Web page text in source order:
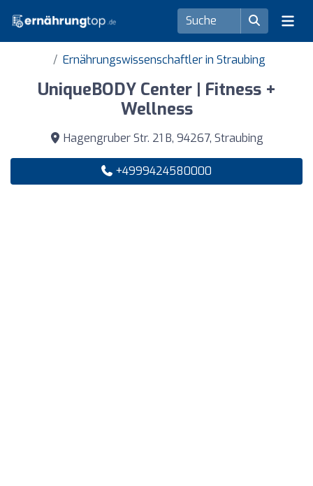
Ernährungswissenschaftler in Straubing
UniqueBODY Center | Fitness +
Wellness
Hagengruber Str. 21 B, 94267, Straubing
+4999424580000